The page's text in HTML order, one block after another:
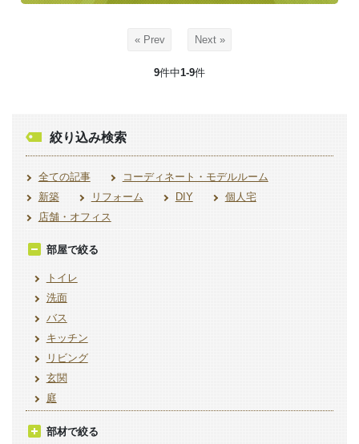
« Prev Next »
9件中1-9件
絞り込み検索
全ての記事
コーディネート・モデルルーム
新築
リフォーム DIY
個人宅
店舗・オフィス
部屋で絞る
トイレ
洗面
バス
キッチン
リビング
玄関
庭
部材で絞る